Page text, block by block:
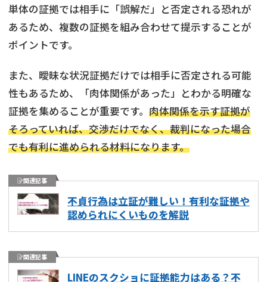
単体の証拠では相手に「誤解だ」と否定される恐れが
あるため、複数の証拠を組み合わせて提示することが
ポイントです。
また、曖昧な状況証拠だけでは相手に否定される可能
性もあるため、「肉体関係があった」とわかる明確な
証拠を集めることが重要です。 肉体関係を示す証拠が
そろっていれば、交渉だけでなく、裁判になった場合
でも有利に進められる材料になります。
関連記事
不貞行為は立証が難しい！有利な証拠や
認められにくいものを解説
関連記事
LINEのスクショに証拠能力はある？不